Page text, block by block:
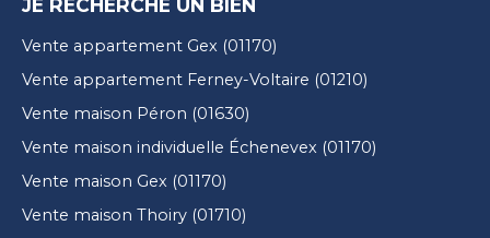
JE RECHERCHE UN BIEN
Vente appartement Gex (01170)
Vente appartement Ferney-Voltaire (01210)
Vente maison Péron (01630)
Vente maison individuelle Échenevex (01170)
Vente maison Gex (01170)
Vente maison Thoiry (01710)